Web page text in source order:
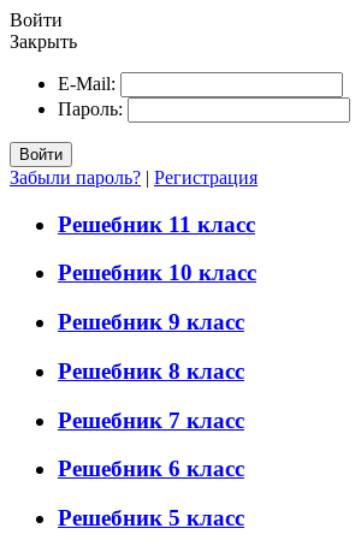
Войти
Закрыть
E-Mail:
Пароль:
Войти
Забыли пароль? | Регистрация
Решебник 11 класс
Решебник 10 класс
Решебник 9 класс
Решебник 8 класс
Решебник 7 класс
Решебник 6 класс
Решебник 5 класс